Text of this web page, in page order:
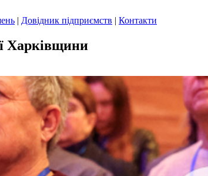
| Довідник підприємств | Контакти
Харківщини